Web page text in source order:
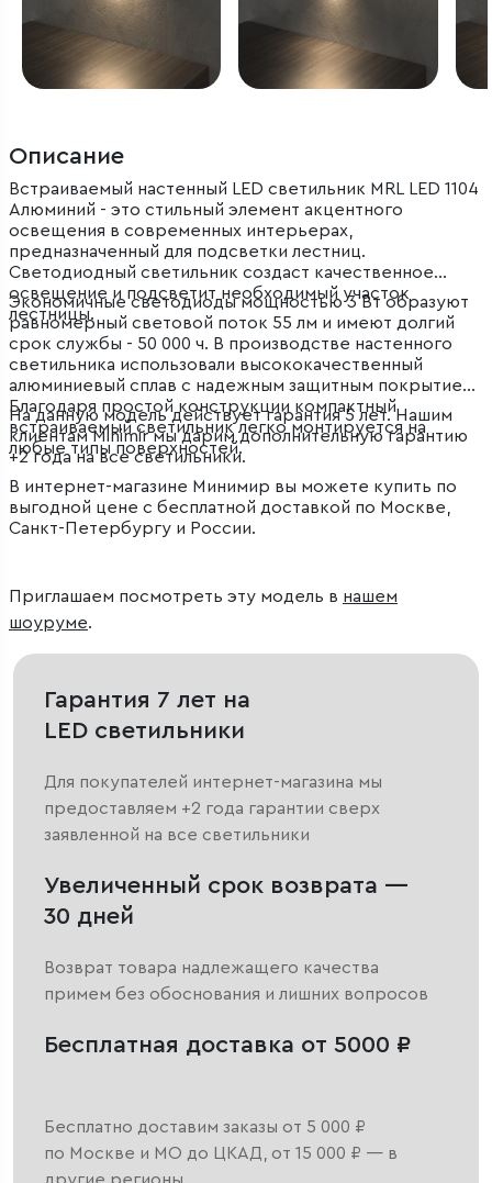
Описание
Встраиваемый настенный LED светильник MRL LED 1104
Алюминий - это стильный элемент акцентного
освещения в современных интерьерах,
предназначенный для подсветки лестниц.
Светодиодный светильник создаст качественное
освещение и подсветит необходимый участок
лестницы.
Экономичные светодиоды мощностью 3 Вт образуют
равномерный световой поток 55 лм и имеют долгий
срок службы - 50 000 ч. В производстве настенного
светильника использовали высококачественный
алюминиевый сплав с надежным защитным покрытием.
Благодаря простой конструкции компактный
встраиваемый светильник легко монтируется на
любые типы поверхностей.
На данную модель действует гарантия 5 лет. Нашим
клиентам Minimir мы дарим дополнительную гарантию
+2 года на все светильники.
В интернет-магазине Минимир вы можете купить по
выгодной цене с бесплатной доставкой по Москве,
Санкт-Петербургу и России.
Приглашаем посмотреть эту модель в нашем
шоуруме.
Гарантия 7 лет на
LED светильники
Для покупателей интернет-магазина мы
предоставляем +2 года гарантии сверх
заявленной на все светильники
Увеличенный срок возврата —
30 дней
Возврат товара надлежащего качества
примем без обоснования и лишних вопросов
Бесплатная доставка от 5000 ₽
Бесплатно доставим заказы от 5 000 ₽
по Москве и МО до ЦКАД, от 15 000 ₽ — в